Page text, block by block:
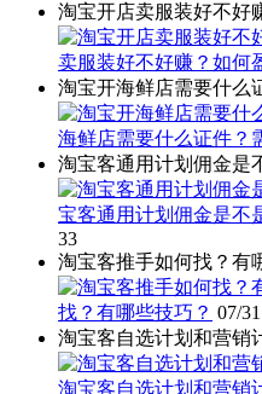
淘宝开店卖服装好不好
卖服装好不好赚？如何
淘宝开海鲜店需要什么
海鲜店需要什么证件？
淘宝客通用计划佣金是
宝客通用计划佣金是不
33
淘宝客推手如何找？有
找？有哪些技巧？ 07/31
淘宝客自选计划和营销
淘宝客自选计划和营销